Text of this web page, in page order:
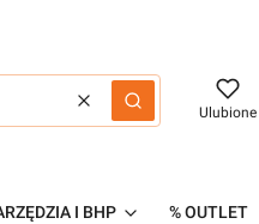
WyczyśćSzukaj Ulubione
I BHP % OUTLET